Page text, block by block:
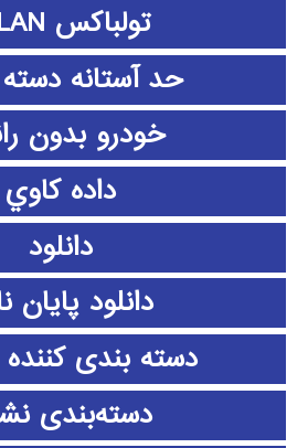
تولباکس WLAN
حد آستانه
خودرو بدون
داده كاوي
دانلود
دانلود پايان
دسته بندی
دسته‌بندی